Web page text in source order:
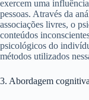
exercem uma
pessoas. Através da
associações livres, o
conteúdos
psicológicos do
métodos utilizados
3. Abordagem cognitiva